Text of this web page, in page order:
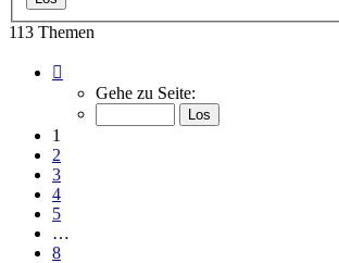
113 Themen
von
Gehe zu Seite:
1
2
3
4
5
…
8